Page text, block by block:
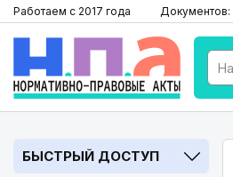
Работаем с 2017 года Документов:
БЫСТРЫЙ ДОСТУП